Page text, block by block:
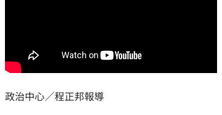
政治中心／程正邦報導